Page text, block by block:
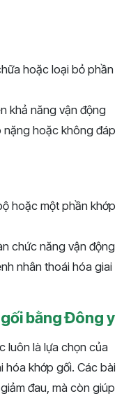
hoặc loại bỏ phần
khả năng vận động
hoặc không đáp
hoặc một phần khớp
chức năng vận động
nhân thoái hóa giai
bằng Đông y
luôn là lựa chọn của
hóa khớp gối. Các bài
đau, mà còn giúp